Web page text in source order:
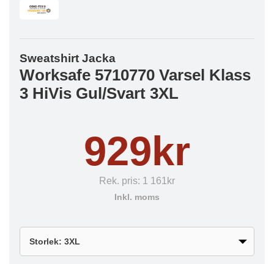
Sweatshirt Jacka
Worksafe 5710770 Varsel Klass
3 HiVis Gul/Svart 3XL
929kr
Rek. pris: 1 161kr
Inkl. moms